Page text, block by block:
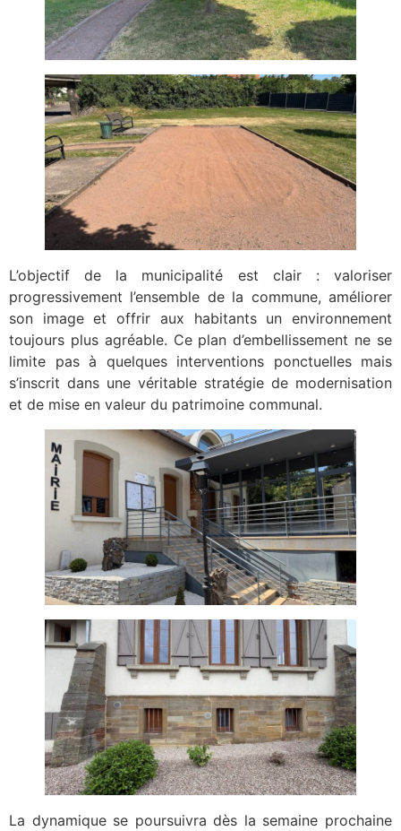
L’objectif de la municipalité est clair : valoriser
progressivement l’ensemble de la commune, améliorer
son image et offrir aux habitants un environnement
toujours plus agréable. Ce plan d’embellissement ne se
limite pas à quelques interventions ponctuelles mais
s’inscrit dans une véritable stratégie de modernisation
et de mise en valeur du patrimoine communal.
La dynamique se poursuivra dès la semaine prochaine